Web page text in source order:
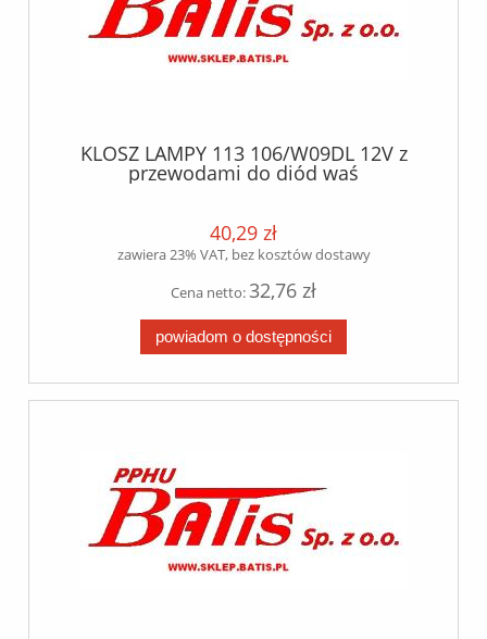
KLOSZ LAMPY 113 106/W09DL 12V z
przewodami do diód waś
40,29 zł
zawiera 23% VAT, bez kosztów dostawy
Cena netto:32,76 zł
powiadom o dostępności